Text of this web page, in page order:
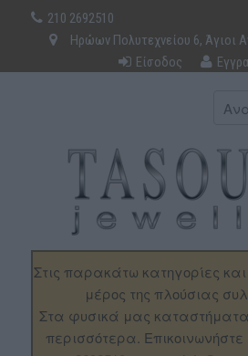
210 2692510
Ηρώων Πολυτεχνείου 6, Άγιοι
Είσοδος
Στις παρακάτω κατηγορίες
μέρος της πλούσιας
Στα φυσικά μας
περισσότερα.